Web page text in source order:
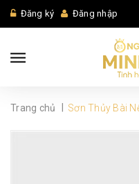
Đăng ký Đăng nhập
Trang chủ Sơn Thủy Bài